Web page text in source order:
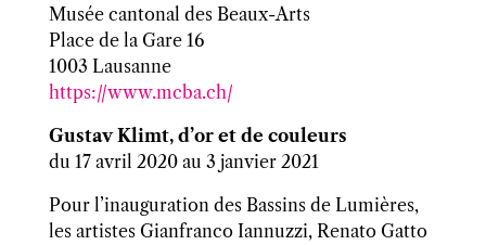
Musée cantonal des Beaux-Arts
Place de la Gare 16
1003 Lausanne
https://www.mcba.ch/
Gustav Klimt, d’or et de couleurs
du 17 avril 2020 au 3 janvier 2021
Pour l’inauguration des Bassins de Lumières,
les artistes Gianfranco Iannuzzi, Renato Gatto